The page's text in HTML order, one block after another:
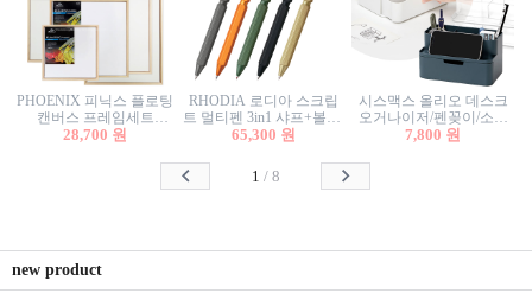
PHOENIX 피닉스 플로팅
캔버스 프레임세트
50x50cm/액자캔버스/인테
28,700 원
RHODIA 로디아 스크립
트 멀티펜 3in1 샤프+볼펜/
무광택 알루미늄 육각배
65,300 원
시스맥스 올리오 데스크
오거나이저/펜꽂이/소품
꽂이/소품함/정리함/수납
7,800 원
1 / 8
new product